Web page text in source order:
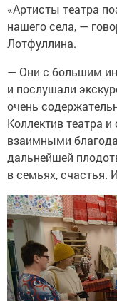
«Артисты театра
нашего села, —
Лотфуллина.
— Они с большим
и послушали
очень
Коллектив театра
взаимными
дальнейшей
в семьях, счастья.